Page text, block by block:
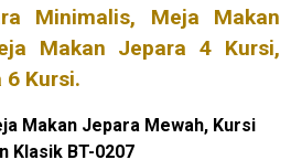
Minimalis, Meja Makan
Makan Jepara 4 Kursi,
6 Kursi.
Makan Jepara Mewah, Kursi
Klasik BT-0207